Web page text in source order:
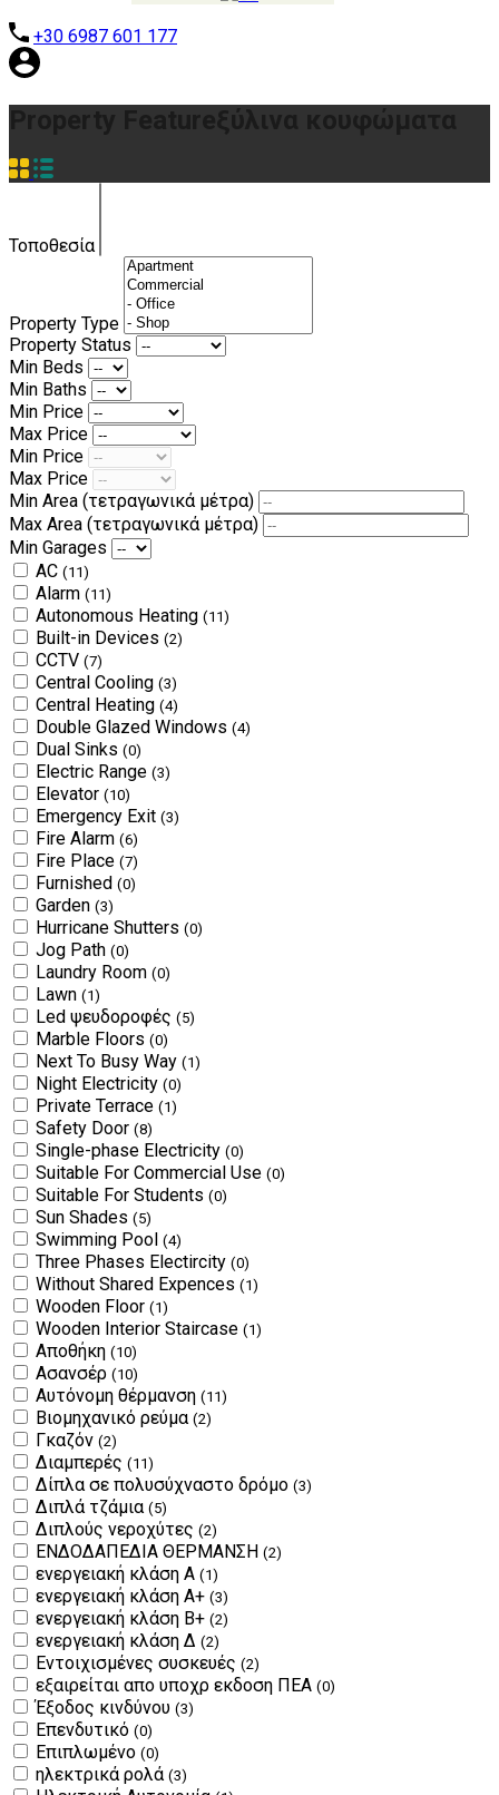
+30 6987 601 177
Τοποθεσία
Property Type
Property Status
Min Beds
Min Baths
Min Price
Max Price
Min Price
Max Price
Min Area (τετραγωνικά μέτρα)
Max Area (τετραγωνικά μέτρα)
Min Garages
AC (11)
Alarm (11)
Autonomous Heating (11)
Built-in Devices (2)
CCTV (7)
Central Cooling (3)
Central Heating (4)
Double Glazed Windows (4)
Dual Sinks (0)
Electric Range (3)
Elevator (10)
Emergency Exit (3)
Fire Alarm (6)
Fire Place (7)
Furnished (0)
Garden (3)
Hurricane Shutters (0)
Jog Path (0)
Laundry Room (0)
Lawn (1)
Led ψευδοροφές (5)
Marble Floors (0)
Next To Busy Way (1)
Night Electricity (0)
Private Terrace (1)
Safety Door (8)
Single-phase Electricity (0)
Suitable For Commercial Use (0)
Suitable For Students (0)
Sun Shades (5)
Swimming Pool (4)
Three Phases Electircity (0)
Without Shared Expences (1)
Wooden Floor (1)
Wooden Interior Staircase (1)
Αποθήκη (10)
Ασανσέρ (10)
Αυτόνομη θέρμανση (11)
Βιομηχανικό ρεύμα (2)
Γκαζόν (2)
Διαμπερές (11)
Δίπλα σε πολυσύχναστο δρόμο (3)
Διπλά τζάμια (5)
Διπλούς νεροχύτες (2)
ΕΝΔΟΔΑΠΕΔΙΑ ΘΕΡΜΑΝΣΗ (2)
ενεργειακή κλάση Α (1)
ενεργειακή κλάση Α+ (3)
ενεργειακή κλάση Β+ (2)
ενεργειακή κλάση Δ (2)
Εντοιχισμένες συσκευές (2)
εξαιρείται απο υποχρ εκδοση ΠΕΑ (0)
Έξοδος κινδύνου (3)
Επενδυτικό (0)
Επιπλωμένο (0)
ηλεκτρικά ρολά (3)